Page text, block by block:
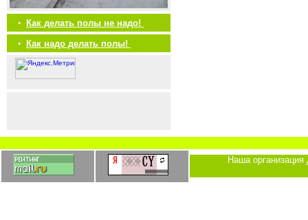
•
Как делать полы не надо!
•
Как надо делать полы!
Наша